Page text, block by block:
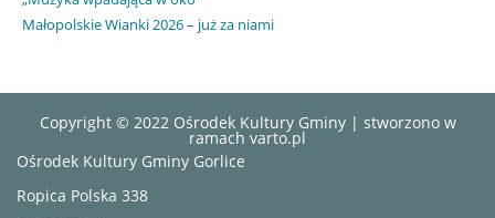
Małopolskie Wianki 2026 – już za niami
Copyright © 2022 Ośrodek Kultury Gminy | stworzono w
ramach varto.pl
Ośrodek Kultury Gminy Gorlice
Ropica Polska 338